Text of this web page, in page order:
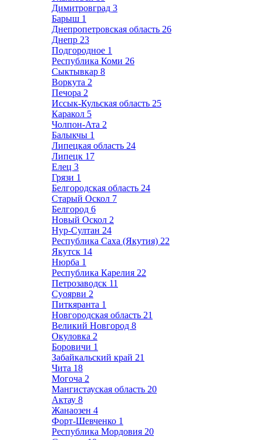
Димитровград 3
Барыш 1
Днепропетровская область 26
Днепр 23
Подгородное 1
Республика Коми 26
Сыктывкар 8
Воркута 2
Печора 2
Иссык-Кульская область 25
Каракол 5
Чолпон-Ата 2
Балыкчы 1
Липецкая область 24
Липецк 17
Елец 3
Грязи 1
Белгородская область 24
Старый Оскол 7
Белгород 6
Новый Оскол 2
Нур-Султан 24
Республика Саха (Якутия) 22
Якутск 14
Нюрба 1
Республика Карелия 22
Петрозаводск 11
Суоярви 2
Питкяранта 1
Новгородская область 21
Великий Новгород 8
Окуловка 2
Боровичи 1
Забайкальский край 21
Чита 18
Могоча 2
Мангистауская область 20
Актау 8
Жанаозен 4
Форт-Шевченко 1
Республика Мордовия 20